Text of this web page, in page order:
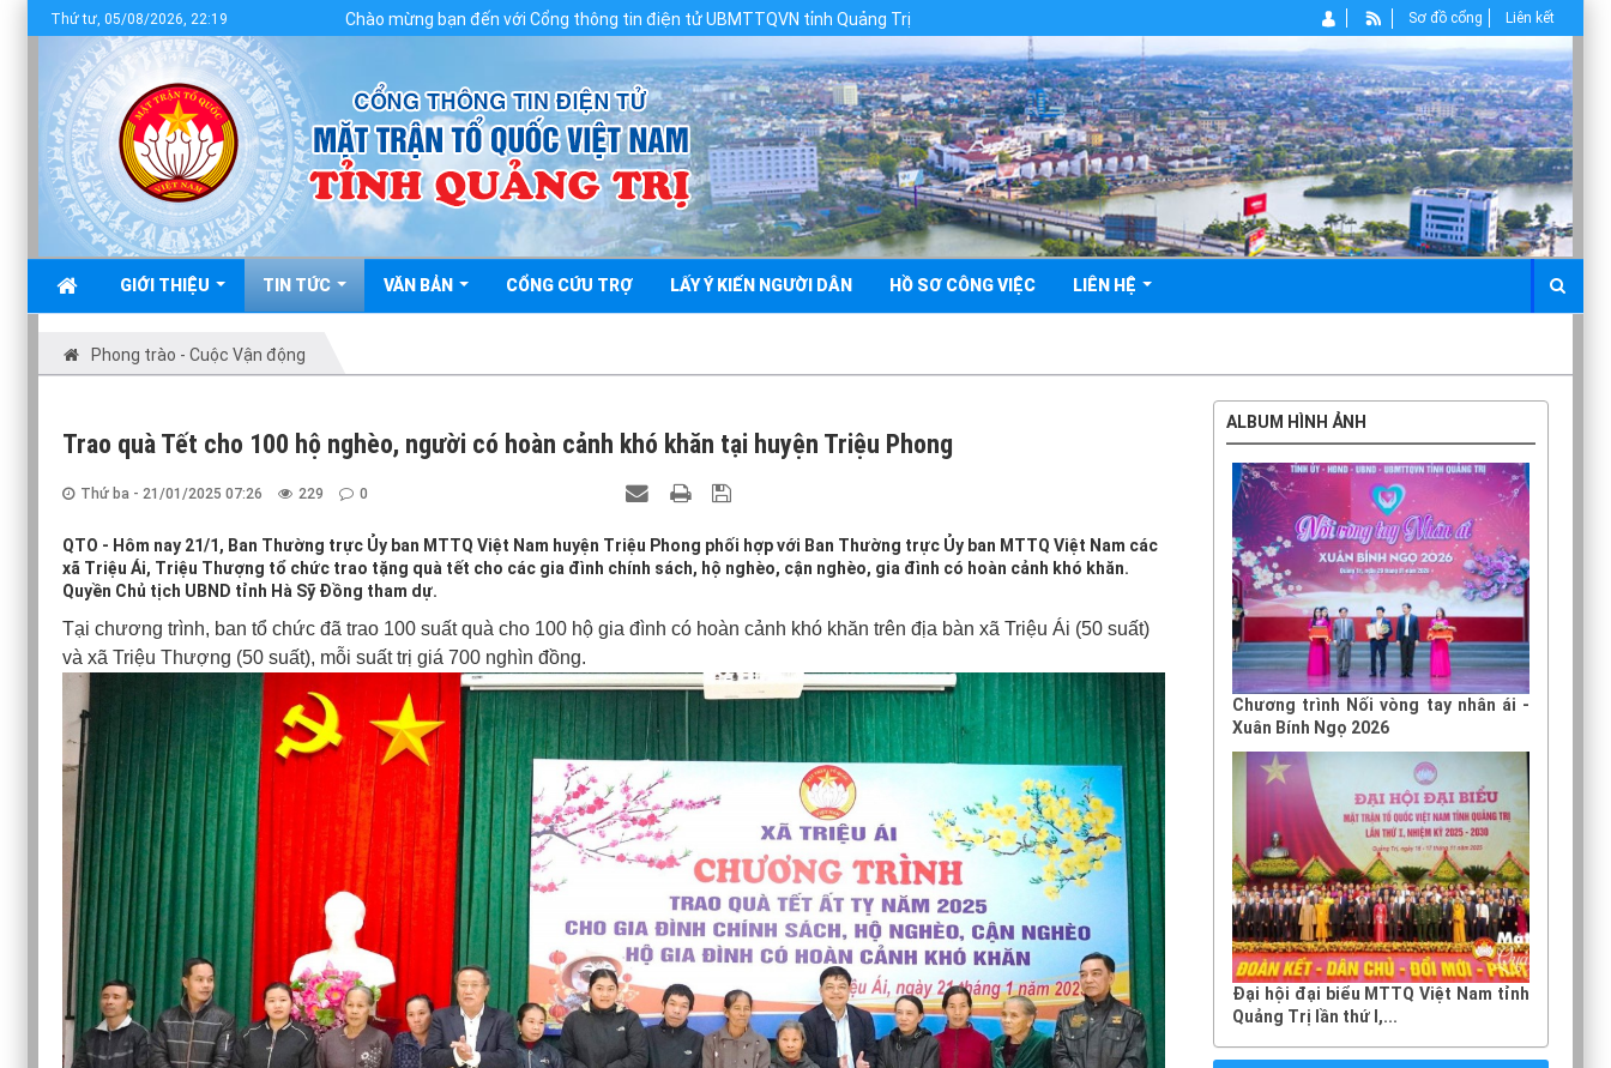
GIỚI THIỆU TIN TỨC VĂN BẢN CỔNG CỨU TRỢ LẤY Ý KIẾN NGƯỜI DÂN HỒ SƠ CÔNG VIỆC LIÊN HỆ
Thứ tư, 05/08/2026, 22:19 Chào mừng bạn đến với Cổng thông tin điện tử UBMTTQVN tỉnh Quảng Trị Sơ đồ cổng Liên kết
Phong trào - Cuộc Vận động
Trao quà Tết cho 100 hộ nghèo, người có hoàn cảnh khó khăn tại huyện Triệu Phong
Thứ ba - 21/01/2025 07:26 229 0
QTO - Hôm nay 21/1, Ban Thường trực Ủy ban MTTQ Việt Nam huyện Triệu Phong phối hợp với Ban Thường trực Ủy ban MTTQ Việt Nam các
xã Triệu Ái, Triệu Thượng tổ chức trao tặng quà tết cho các gia đình chính sách, hộ nghèo, cận nghèo, gia đình có hoàn cảnh khó khăn.
Quyền Chủ tịch UBND tỉnh Hà Sỹ Đồng tham dự.
Tại chương trình, ban tổ chức đã trao 100 suất quà cho 100 hộ gia đình có hoàn cảnh khó khăn trên địa bàn xã Triệu Ái (50 suất)
và xã Triệu Thượng (50 suất), mỗi suất trị giá 700 nghìn đồng.
ALBUM HÌNH ẢNH
Chương trình Nối vòng tay nhân ái -
Xuân Bính Ngọ 2026
Đại hội đại biểu MTTQ Việt Nam tỉnh
Quảng Trị lần thứ I,...